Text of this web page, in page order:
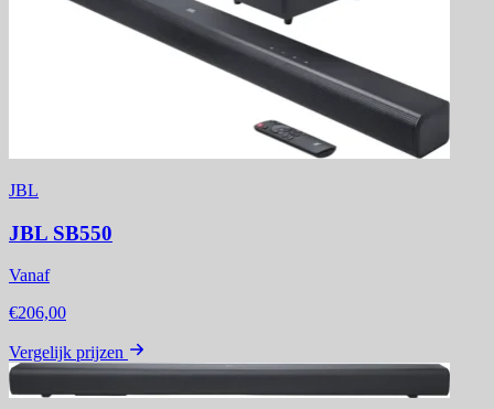
JBL
JBL SB550
Vanaf
€206,00
Vergelijk prijzen